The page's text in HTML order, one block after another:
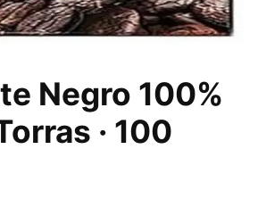
Negro 100%
· 100